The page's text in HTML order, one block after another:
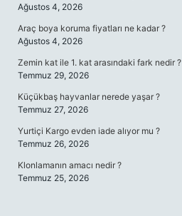
Ağustos 4, 2026
Araç boya koruma fiyatları ne kadar ?
Ağustos 4, 2026
Zemin kat ile 1. kat arasındaki fark nedir ?
Temmuz 29, 2026
Küçükbaş hayvanlar nerede yaşar ?
Temmuz 27, 2026
Yurtiçi Kargo evden iade alıyor mu ?
Temmuz 26, 2026
Klonlamanın amacı nedir ?
Temmuz 25, 2026